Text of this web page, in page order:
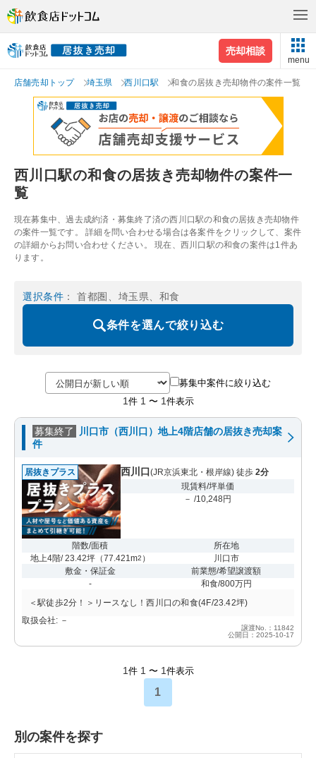
売却相談
menu
店舗売却トップ 埼玉県 西川口駅 和食の居抜き売却物件の案件一覧
西川口駅の和食の居抜き売却物件の案件一
覧
現在募集中、過去成約済・募集終了済の西川口駅の和食の居抜き売却物件
の案件一覧です。 詳細を問い合わせる場合は各案件をクリックして、案件
の詳細からお問い合わせください。 現在、西川口駅の和食の案件は1件あ
ります。
選択条件 ： 首都圏、埼玉県、和食
条件を選んで絞り込む
募集中案件に絞り込む
1 件 1 〜 1 件表示
募集終了
川口市（西川口）地上4階店舗の居抜き売却案
件
居抜きプラス 西川口(JR京浜東北・根岸線) 徒歩 2分
現賃料/坪単価
－ /10,248円
階数/面積
地上4階/ 23.42坪（77.421m2 ）
所在地
川口市
敷金・保証金
-
前業態/希望譲渡額
和食/800万円
＜駅徒歩2分！＞リースなし！西川口の和食(4F/23.42坪)
取扱会社: －
譲渡No.：11842
公開日：2025-10-17
1 件 1 〜 1 件表示
1
別の案件を探す